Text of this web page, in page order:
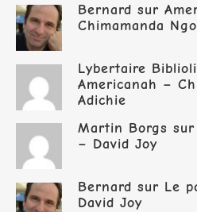
Bernard sur
Chimamanda
Lybertaire
Americanah –
Adichie
Martin Borgs sur
– David Joy
Bernard sur Le
David Joy